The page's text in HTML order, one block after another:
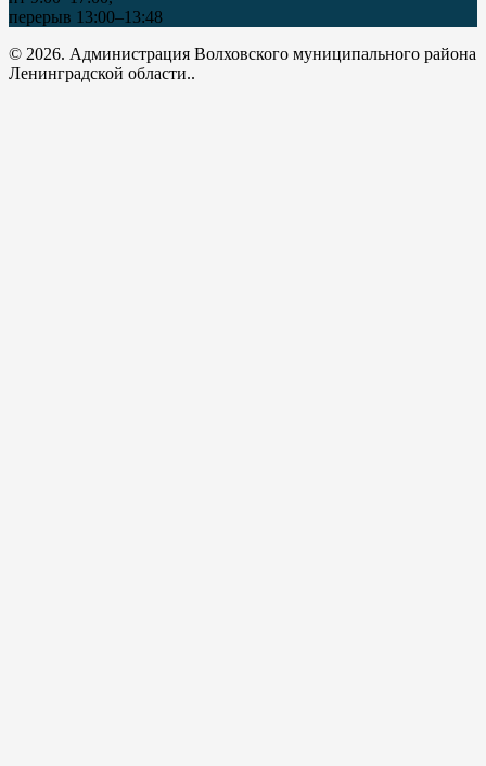
перерыв 13:00–13:48
© 2026. Администрация Волховского муниципального района
Ленинградской области..